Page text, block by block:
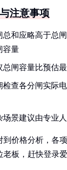
注意事项
总和应略高于总
容量
总闸容量比预估
检查各分闸实际
场景建议由专业
到价格分析，各
老板，赶快登录